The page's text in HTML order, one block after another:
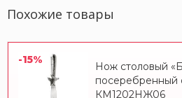
Похожие товары
-15%
Нож столовый
посеребренный
КМ1202НЖ06